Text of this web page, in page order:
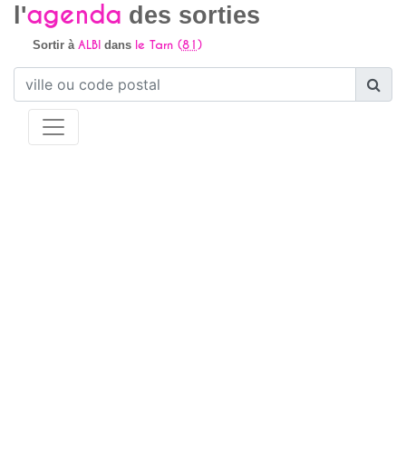
l'agenda des sorties
Sortir à ALBI dans le Tarn (81)